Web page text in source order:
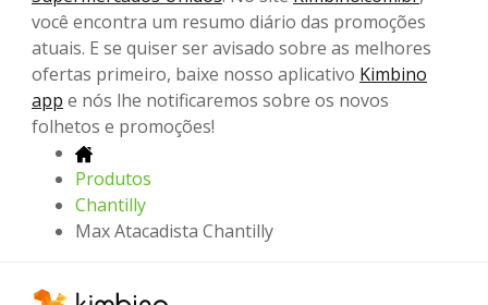
você encontra um resumo diário das promoções
atuais. E se quiser ser avisado sobre as melhores
ofertas primeiro, baixe nosso aplicativo Kimbino
app e nós lhe notificaremos sobre os novos
folhetos e promoções!
Produtos
Chantilly
Max Atacadista Chantilly